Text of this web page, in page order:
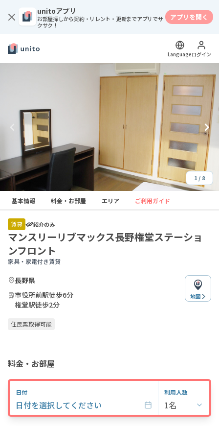
unitoアプリ
お部屋探しから契約・リレント・更新までアプリでサ
クサク！
アプリを開く
Languageログイン
Item
1 / 8
基本情報 料金・お部屋 エリア ご利用ガイド
賃貸 紹介のみ
マンスリーリブマックス長野権堂ステーショ
ンフロント
家具・家電付き賃貸
長野県
市役所前駅徒歩6分
権堂駅徒歩2分
地図
住民票取得可能
料金・お部屋
日付
日付を選択してください
利用人数
1名